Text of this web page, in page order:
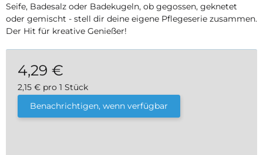
Seife, Badesalz oder Badekugeln, ob gegossen, geknetet
oder gemischt - stell dir deine eigene Pflegeserie zusammen.
Der Hit für kreative Genießer!
4,29 €
2,15 € pro 1 Stück
inkl. 19% USt. , zzgl.
Benachrichtigen, wenn verfügbar